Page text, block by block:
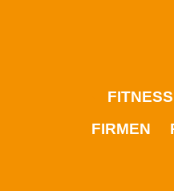
FITNESS
FIRMEN